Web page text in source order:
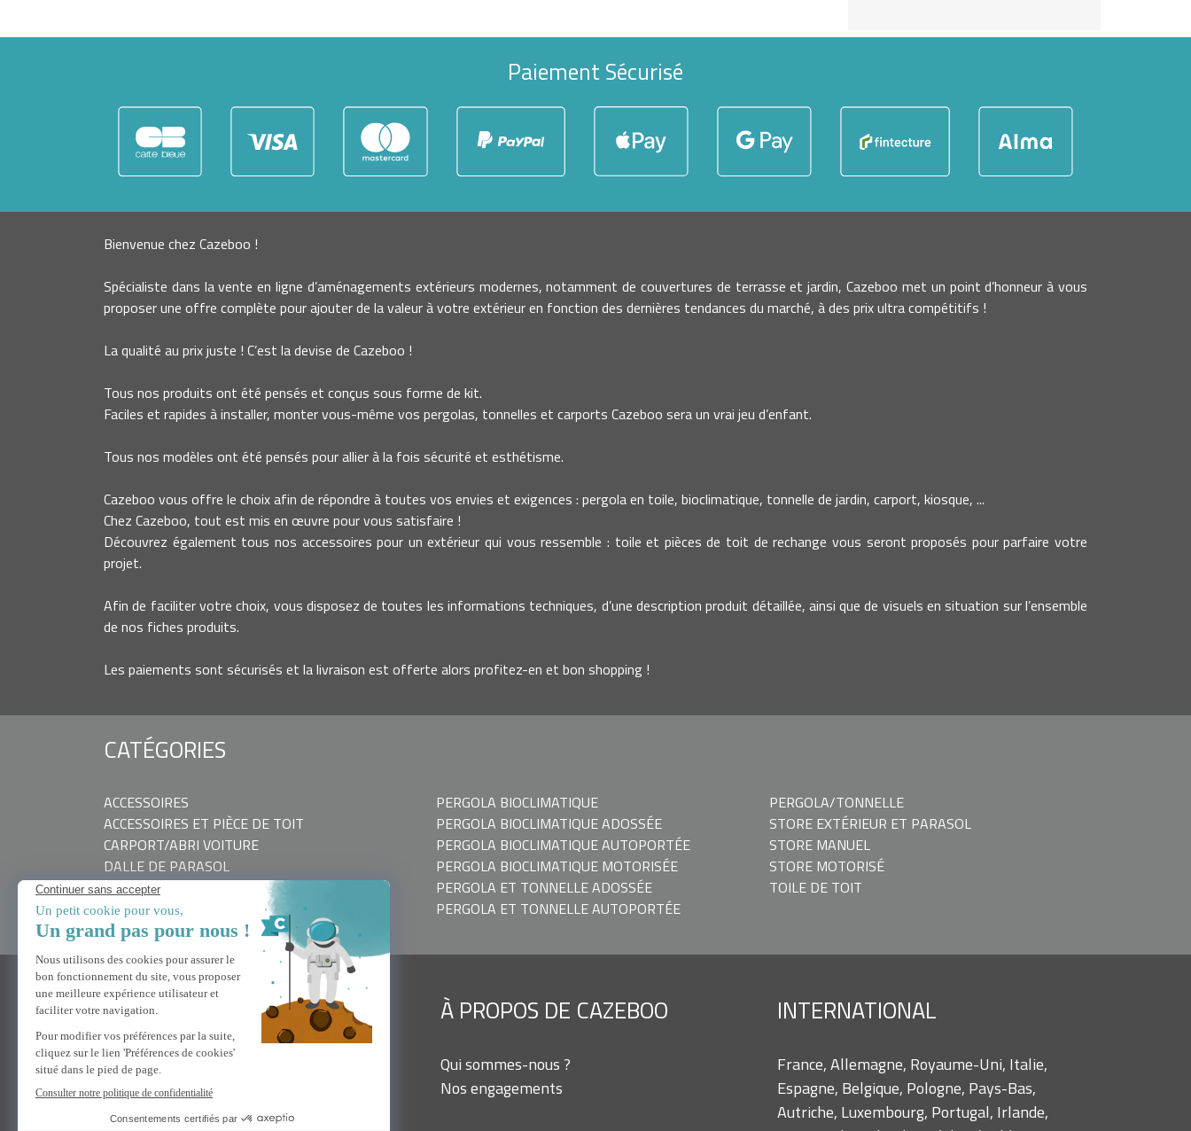
Paiement Sécurisé
Bienvenue chez Cazeboo !
Spécialiste dans la vente en ligne d’aménagements extérieurs modernes, notamment de couvertures de terrasse et jardin, Cazeboo met un point d’honneur à vous
proposer une offre complète pour ajouter de la valeur à votre extérieur en fonction des dernières tendances du marché, à des prix ultra compétitifs !
La qualité au prix juste ! C’est la devise de Cazeboo !
Tous nos produits ont été pensés et conçus sous forme de kit.
Faciles et rapides à installer, monter vous-même vos pergolas, tonnelles et carports Cazeboo sera un vrai jeu d’enfant.
Tous nos modèles ont été pensés pour allier à la fois sécurité et esthétisme.
Cazeboo vous offre le choix afin de répondre à toutes vos envies et exigences : pergola en toile, bioclimatique, tonnelle de jardin, carport, kiosque, ...
Chez Cazeboo, tout est mis en œuvre pour vous satisfaire !
Découvrez également tous nos accessoires pour un extérieur qui vous ressemble : toile et pièces de toit de rechange vous seront proposés pour parfaire votre
projet.
Afin de faciliter votre choix, vous disposez de toutes les informations techniques, d’une description produit détaillée, ainsi que de visuels en situation sur l’ensemble
de nos fiches produits.
Les paiements sont sécurisés et la livraison est offerte alors profitez-en et bon shopping !
CATÉGORIES
ACCESSOIRES
ACCESSOIRES ET PIÈCE DE TOIT
CARPORT/ABRI VOITURE
DALLE DE PARASOL
KIOSQUE
PARASOL DÉPORTÉ
PERGOLA BIOCLIMATIQUE
PERGOLA BIOCLIMATIQUE ADOSSÉE
PERGOLA BIOCLIMATIQUE AUTOPORTÉE
PERGOLA BIOCLIMATIQUE MOTORISÉE
PERGOLA ET TONNELLE ADOSSÉE
PERGOLA ET TONNELLE AUTOPORTÉE
PERGOLA/TONNELLE
STORE EXTÉRIEUR ET PARASOL
STORE MANUEL
STORE MOTORISÉ
TOILE DE TOIT
BESOIN D'AIDE
Nous contacter
FAQ
À PROPOS DE CAZEBOO
Qui sommes-nous ?
Nos engagements
INTERNATIONAL
France, Allemagne, Royaume-Uni, Italie,
Espagne, Belgique, Pologne, Pays-Bas,
Autriche, Luxembourg, Portugal, Irlande,